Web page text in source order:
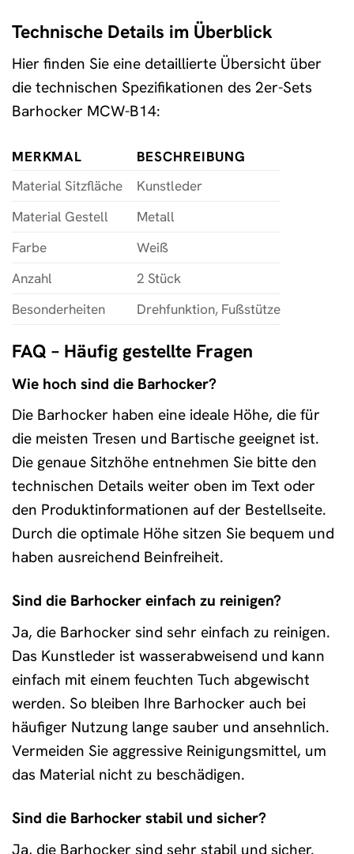
Technische Details im Überblick
Hier finden Sie eine detaillierte Übersicht über
die technischen Spezifikationen des 2er-Sets
Barhocker MCW-B14:
MERKMAL
BESCHREIBUNG
Material Sitzfläche
Kunstleder
Material Gestell
Metall
Farbe
Weiß
Anzahl
2 Stück
Besonderheiten
Drehfunktion, Fußstütze
FAQ – Häufig gestellte Fragen
Wie hoch sind die Barhocker?
Die Barhocker haben eine ideale Höhe, die für
die meisten Tresen und Bartische geeignet ist.
Die genaue Sitzhöhe entnehmen Sie bitte den
technischen Details weiter oben im Text oder
den Produktinformationen auf der Bestellseite.
Durch die optimale Höhe sitzen Sie bequem und
haben ausreichend Beinfreiheit.
Sind die Barhocker einfach zu reinigen?
Ja, die Barhocker sind sehr einfach zu reinigen.
Das Kunstleder ist wasserabweisend und kann
einfach mit einem feuchten Tuch abgewischt
werden. So bleiben Ihre Barhocker auch bei
häufiger Nutzung lange sauber und ansehnlich.
Vermeiden Sie aggressive Reinigungsmittel, um
das Material nicht zu beschädigen.
Sind die Barhocker stabil und sicher?
Ja, die Barhocker sind sehr stabil und sicher.